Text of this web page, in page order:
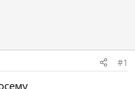
#1